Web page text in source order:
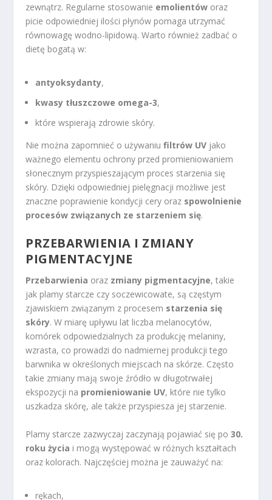
zewnątrz. Regularne stosowanie emolientów oraz
picie odpowiedniej ilości płynów pomaga utrzymać
równowagę wodno-lipidową. Warto również zadbać o
dietę bogatą w:
antyoksydanty,
kwasy tłuszczowe omega-3,
które wspierają zdrowie skóry.
Nie można zapomnieć o używaniufiltrów UV jako
ważnego elementu ochrony przed promieniowaniem
słonecznym przyspieszającym proces starzenia się
skóry. Dzięki odpowiedniej pielęgnacji możliwe jest
znaczne poprawienie kondycji cery oraz spowolnienie
procesów związanych ze starzeniem się.
PRZEBARWIENIA I ZMIANY
PIGMENTACYJNE
Przebarwienia oraz zmiany pigmentacyjne, takie
jak plamy starcze czy soczewicowate, są częstym
zjawiskiem związanym z procesem starzenia się
skóry. W miarę upływu lat liczba melanocytów,
komórek odpowiedzialnych za produkcję melaniny,
wzrasta, co prowadzi do nadmiernej produkcji tego
barwnika w określonych miejscach na skórze. Często
takie zmiany mają swoje źródło w długotrwałej
ekspozycji na promieniowanie UV, które nie tylko
uszkadza skórę, ale także przyspiesza jej starzenie.
Plamy starcze zazwyczaj zaczynają pojawiać się po30.
roku życia i mogą występować w różnych kształtach
oraz kolorach. Najczęściej można je zauważyć na:
rękach,